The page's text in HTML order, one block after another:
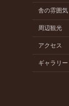
舎の雰囲気
周辺観光
アクセス
ギャラリー